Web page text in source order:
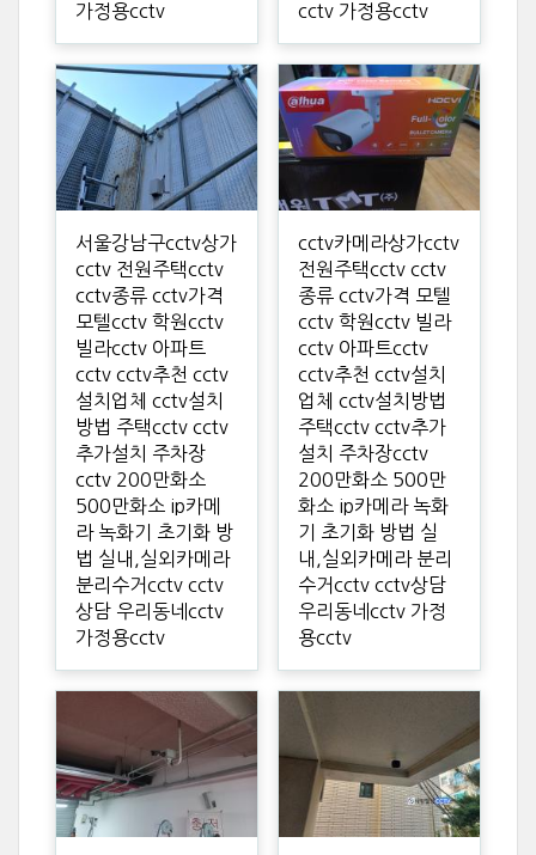
가정용cctv cctv 가정용cctv
서울강남구cctv상가
cctv 전원주택cctv
cctv종류 cctv가격
모텔cctv 학원cctv
빌라cctv 아파트
cctv cctv추천 cctv
설치업체 cctv설치
방법 주택cctv cctv
추가설치 주차장
cctv 200만화소
500만화소 ip카메
라 녹화기 초기화 방
법 실내,실외카메라
분리수거cctv cctv
상담 우리동네cctv
가정용cctv
cctv카메라상가cctv
전원주택cctv cctv
종류 cctv가격 모텔
cctv 학원cctv 빌라
cctv 아파트cctv
cctv추천 cctv설치
업체 cctv설치방법
주택cctv cctv추가
설치 주차장cctv
200만화소 500만
화소 ip카메라 녹화
기 초기화 방법 실
내,실외카메라 분리
수거cctv cctv상담
우리동네cctv 가정
용cctv